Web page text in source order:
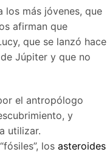
los más jóvenes, que
afirman que
que se lanzó hace
Júpiter y que no
el antropólogo
y
utilizar.
los asteroides